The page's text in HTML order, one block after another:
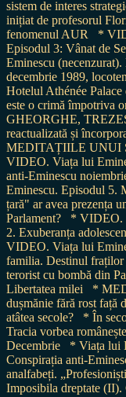
sistem de interes
inițiat de profesorul
fenomenul AUR
*
Episodul 3: Vânat de
Eminescu
decembrie 1989,
Hotelul Athénée
este o crimă împotriva
GHEORGHE,
reactualizată și
MEDITAȚIILE UNUI
VIDEO. Viața lui
anti-Eminescu
Eminescu. Episodul 5.
țară" ar avea prezența
Parlament?
* VIDEO.
2. Exuberanța
VIDEO. Viața lui
familia. Destinul fraților
terorist cu bombă din
Libertatea milei
*
dușmănie fără rost față
atâtea secole?
* În
Tracia vorbea românește
Decembrie
* Viața lui
Conspirația anti-
analfabeți.
Imposibila dreptate